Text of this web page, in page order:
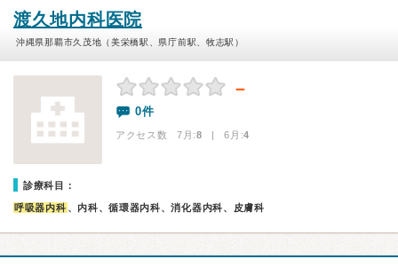
渡久地内科医院
沖縄県那覇市久茂地（美栄橋駅、県庁前駅、牧志駅）
－
0件
アクセス数 7月:8 | 6月:4
診療科目：
呼吸器内科 、内科、循環器内科、消化器内科、皮膚科